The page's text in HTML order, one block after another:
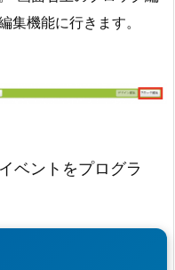
集機能に行きます。
ベントをプログラ